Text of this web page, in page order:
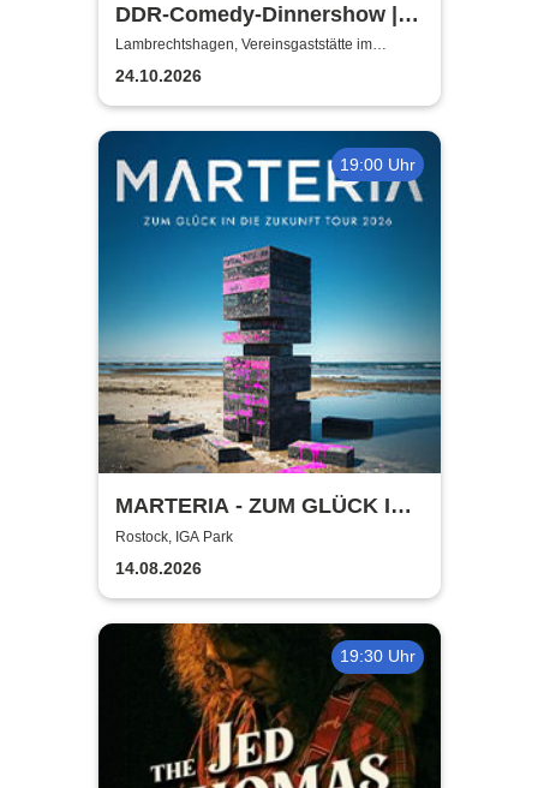
DDR-Comedy-Dinnershow |
Kulinarik trifft Kult-Comedy
Lambrechtshagen, Vereinsgaststätte im
Gemeindezentrum Lambrechtshagen
24.10.2026
19:00 Uhr
MARTERIA - ZUM GLÜCK IN
DIE ZUKUNFT TOUR 2026
Rostock, IGA Park
14.08.2026
19:30 Uhr